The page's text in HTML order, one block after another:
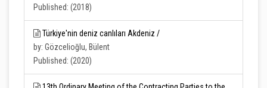
Published: (2018)
Türkiye'nin deniz canlıları Akdeniz /
by: Gözcelioğlu, Bülent
Published: (2020)